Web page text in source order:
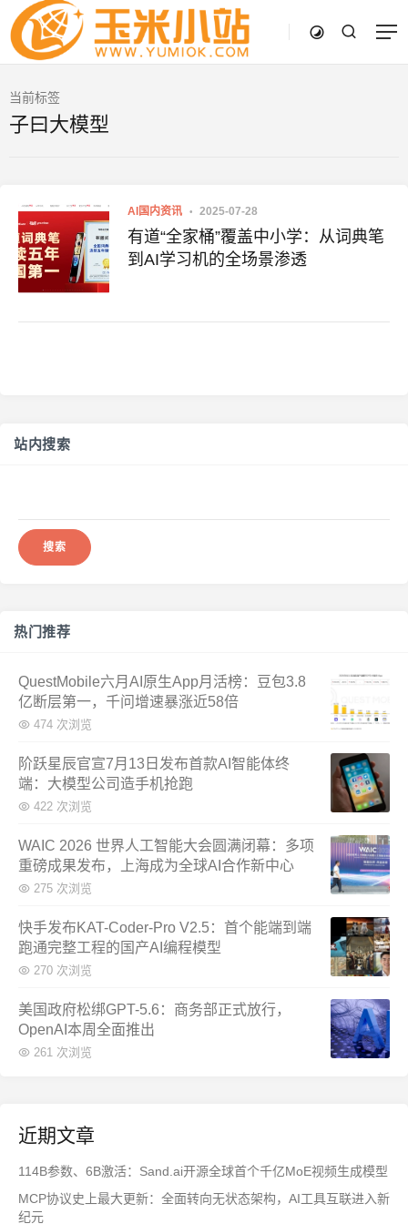
当前标签
子曰大模型
AI国内资讯 2025-07-28
有道“全家桶”覆盖中小学：从词典笔
到AI学习机的全场景渗透
站内搜索
热门推荐
QuestMobile六月AI原生App月活榜：豆包3.8
亿断层第一，千问增速暴涨近58倍
474 次浏览
阶跃星辰官宣7月13日发布首款AI智能体终
端：大模型公司造手机抢跑
422 次浏览
WAIC 2026 世界人工智能大会圆满闭幕：多项
重磅成果发布，上海成为全球AI合作新中心
275 次浏览
快手发布KAT-Coder-Pro V2.5：首个能端到端
跑通完整工程的国产AI编程模型
270 次浏览
美国政府松绑GPT-5.6：商务部正式放行，
OpenAI本周全面推出
261 次浏览
近期文章
114B参数、6B激活：Sand.ai开源全球首个千亿MoE视频生成模型
MCP协议史上最大更新：全面转向无状态架构，AI工具互联进入新
纪元